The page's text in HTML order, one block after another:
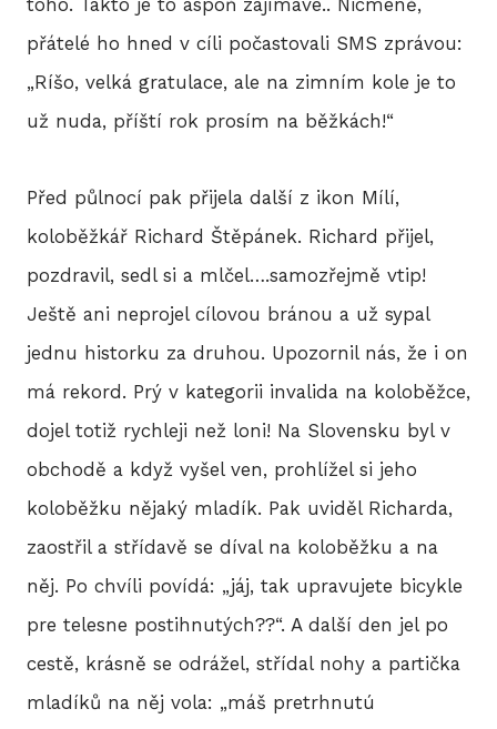
toho. Takto je to aspoň zajímavé.. Nicméně,
přátelé ho hned v cíli počastovali SMS zprávou:
„Ríšo, velká gratulace, ale na zimním kole je to
už nuda, příští rok prosím na běžkách!“
Před půlnocí pak přijela další z ikon Mílí,
koloběžkář Richard Štěpánek. Richard přijel,
pozdravil, sedl si a mlčel….samozřejmě vtip!
Ještě ani neprojel cílovou bránou a už sypal
jednu historku za druhou. Upozornil nás, že i on
má rekord. Prý v kategorii invalida na koloběžce,
dojel totiž rychleji než loni! Na Slovensku byl v
obchodě a když vyšel ven, prohlížel si jeho
koloběžku nějaký mladík. Pak uviděl Richarda,
zaostřil a střídavě se díval na koloběžku a na
něj. Po chvíli povídá: „jáj, tak upravujete bicykle
pre telesne postihnutých??“. A další den jel po
cestě, krásně se odrážel, střídal nohy a partička
mladíků na něj vola: „máš pretrhnutú